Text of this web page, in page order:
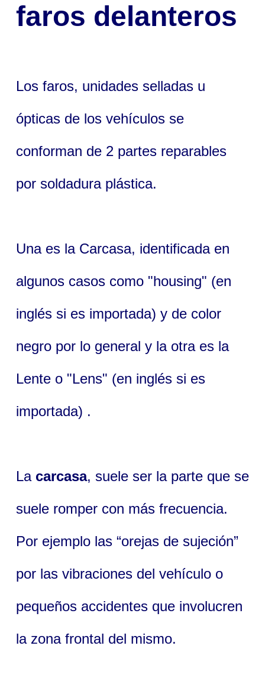
faros delanteros
Los faros, unidades selladas u
ópticas de los vehículos se
conforman de 2 partes reparables
por soldadura plástica.
Una es la Carcasa, identificada en
algunos casos como "housing" (en
inglés si es importada) y de color
negro por lo general y la otra es la
Lente o "Lens" (en inglés si es
importada) .
La carcasa, suele ser la parte que se
suele romper con más frecuencia.
Por ejemplo las “orejas de sujeción”
por las vibraciones del vehículo o
pequeños accidentes que involucren
la zona frontal del mismo.